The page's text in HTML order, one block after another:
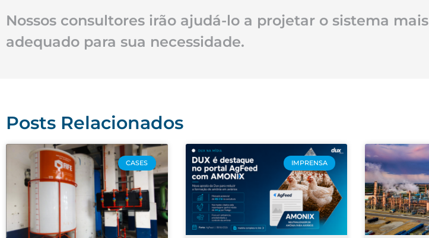
Nossos consultores irão ajudá-lo a projetar o sistema mais
adequado para sua necessidade.
Posts Relacionados
CASES IMPRENSA